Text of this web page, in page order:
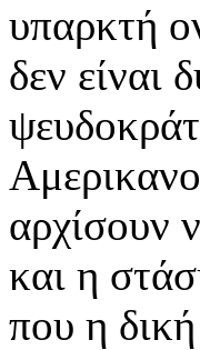
υπαρκτή
δεν είναι
αρχίσουν
και η
που η